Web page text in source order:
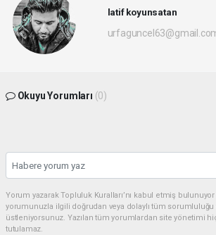
latif koyunsatan
Okuyu Yorumları (0)
Yorum yazarak Topluluk Kuralları’nı kabul etmiş bulunuyor
yorumunuzla ilgili doğrudan veya dolaylı tüm sorumluluğu
üstleniyorsunuz. Yazılan tüm yorumlardan site yönetimi
tutulamaz.